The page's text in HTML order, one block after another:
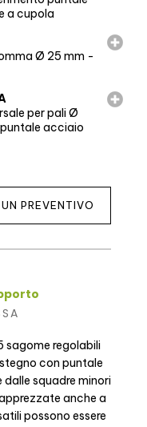
a cupola
Ø 25 mm -
per pali Ø
acciaio
PREVENTIVO
sagome regolabili
con puntale
squadre minori
anche a
possono essere